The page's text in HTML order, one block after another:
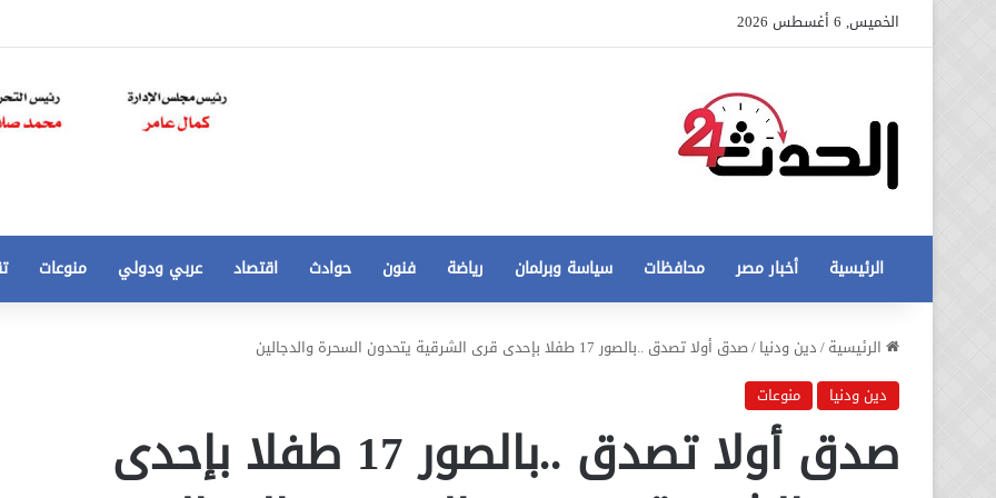
الخميس, 6 أغسطس 2026
الرئيسية أخبار مصر محافظات سياسة وبرلمان رياضة فنون حوادث اقتصاد عربي ودولي منوعات
الرئيسية/دين ودنيا/صدق أولا تصدق ..بالصور 17 طفلا بإحدى قرى الشرقية يتحدون السحرة والدجالين
دين ودنيا
منوعات
صدق أولا تصدق ..بالصور 17 طفلا بإحدى
عاجل
جديدة
في
أزمة
مخالفات
البناء
12 أغسطس، 2020
عاجل تطورات جديدة في أزمة مخالفات
تخفيض
250
الي
21 أغسطس، 2020